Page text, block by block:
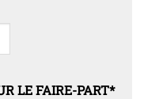
LE FAIRE-PART*